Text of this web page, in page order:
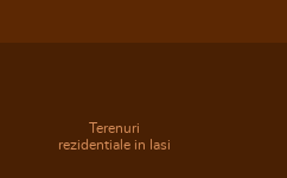
Terenuri
rezidentiale in Iasi